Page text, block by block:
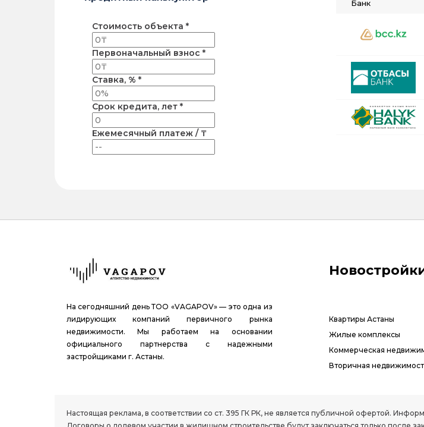
Стоимость объекта *
Первоначальный взнос *
Ставка, % *
Срок кредита, лет *
Ежемесячный платеж / ₸
Банк
На сегодняшний день ТОО «VAGAPOV» — это одна из
лидирующих компаний первичного рынка
недвижимости. Мы работаем на основании
официального партнерства с надежными
застройщиками г. Астаны.
Квартиры Астаны
Жилые комплексы
Коммерческая
Вторичная
Настоящая реклама, в соответствии со ст. 395 ГК РК, не является публичной офертой.